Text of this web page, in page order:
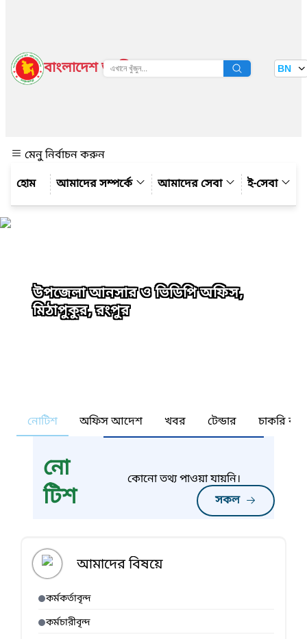
বাংলাদেশ জাতীয় তথ্য বাতায়ন BN
মেনু নির্বাচন করুন
আমাদের সম্পর্কে
আমাদের সেবা ই-সেবা
উপজেলা আনসার ও ভিডিপি অফিস,
মিঠাপুকুর, রংপুর
নোটিশ অফিস আদেশ খবর টেন্ডার চাকরি
নো
টিশ
সকল
কোনো তথ্য পাওয়া যায়নি।
আমাদের বিষয়ে
কর্মকর্তাবৃন্দ
কর্মচারীবৃন্দ